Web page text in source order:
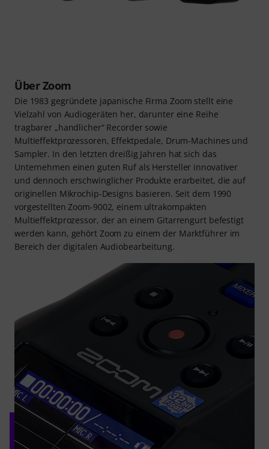
Über Zoom
Die 1983 gegründete japanische Firma Zoom stellt eine
Vielzahl von Audiogeräten her, darunter eine Reihe
tragbarer „handlicher“ Recorder sowie
Multieffektprozessoren, Effektpedale, Drum-Machines und
Sampler. In den letzten dreißig Jahren hat sich das
Unternehmen einen guten Ruf als Hersteller innovativer
und dennoch erschwinglicher Produkte erarbeitet, die auf
originellen Mikrochip-Designs basieren. Seit dem 1990
vorgestellten Zoom-9002, einem ultrakompakten
Multieffektprozessor, der an einem Gitarrengurt befestigt
werden kann, gehört Zoom zu einem der Marktführer im
Bereich der digitalen Audiobearbeitung.